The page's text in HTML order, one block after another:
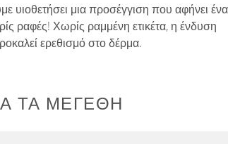
υιοθετήσει μια προσέγγιση που αφήνει ένα
ραφές! Χωρίς ραμμένη ετικέτα, η ένδυση
ερεθισμό στο δέρμα.
ΤΑ ΜΕΓΈΘΗ